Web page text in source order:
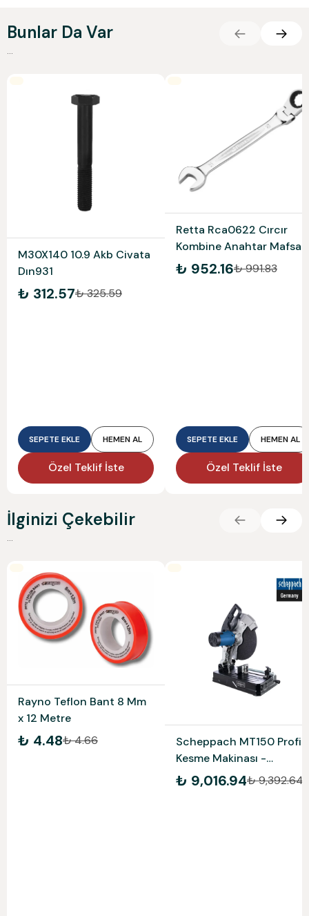
Bunlar Da Var
...
M30X140 10.9 Akb Civata
Dın931
₺ 312.57₺ 325.59
SEPETE EKLE HEMEN AL
Özel Teklif İste
Retta Rca0622 Cırcır
Kombine Anahtar Mafsallı
22Mm Rett
₺ 952.16₺ 991.83
SEPETE EKLE HEMEN AL
Özel Teklif İste
İlginizi Çekebilir
...
Rayno Teflon Bant 8 Mm
x 12 Metre
₺ 4.48₺ 4.66
Scheppach MT150 Profil
Kesme Makinası -
5903703901
₺ 9,016.94₺ 9,392.64